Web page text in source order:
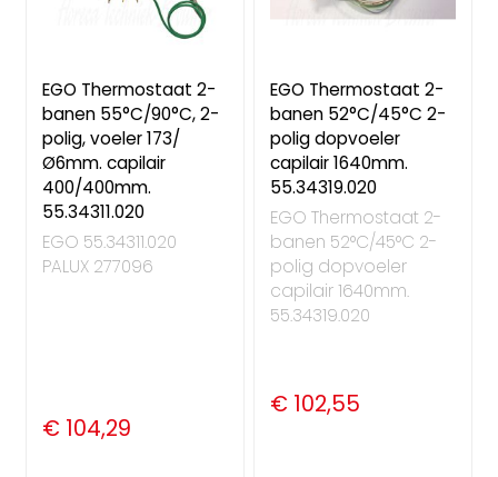
EGO Thermostaat 2-
banen 55°C/90°C, 2-
polig, voeler 173/
Ø6mm. capilair
400/400mm.
55.34311.020
EGO 55.34311.020
PALUX 277096
€ 104,29
EGO Thermostaat 2-
banen 52°C/45°C 2-
polig dopvoeler
capilair 1640mm.
55.34319.020
EGO Thermostaat 2-
banen 52°C/45°C 2-
polig dopvoeler
capilair 1640mm.
55.34319.020
€ 102,55